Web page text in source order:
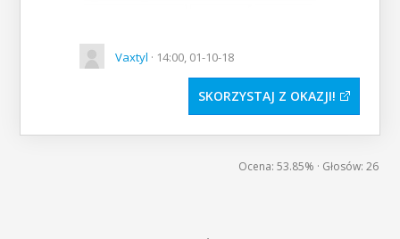
Vaxtyl · 14:00, 01-10-18
SKORZYSTAJ Z OKAZJI
Ocena: 53.85% · Głosów: 26